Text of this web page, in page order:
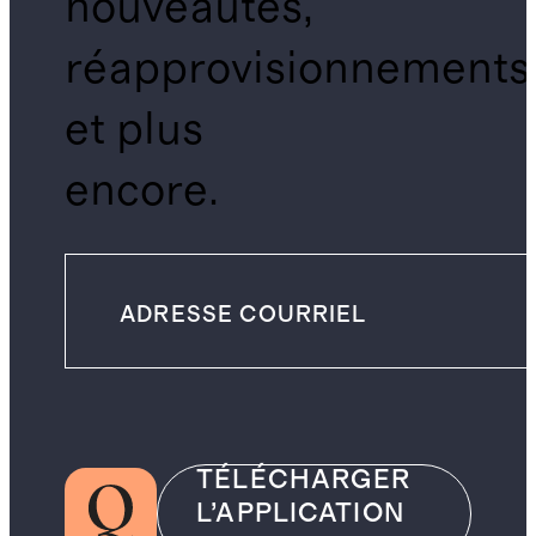
réapprovisionnements
et plus
encore.
TÉLÉCHARGER
L’APPLICATION